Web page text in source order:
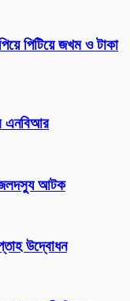
পিটিয়ে জখম ও টাকা
এনবিআর
জলদস্যু আটক
উদ্বোধন